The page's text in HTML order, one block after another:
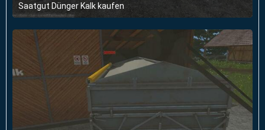
Saatgut Dünger Kalk kaufen
14. März 2015 um 19:20